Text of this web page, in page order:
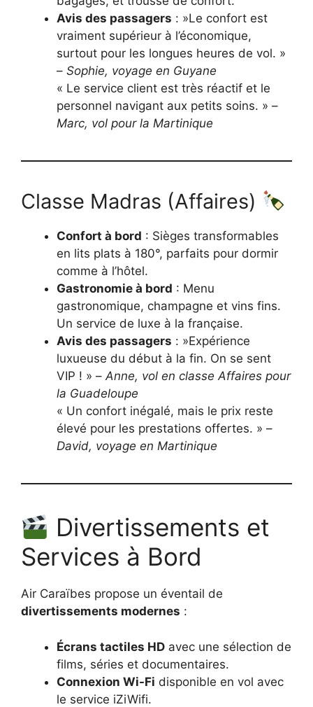
Avis des passagers : »Le confort est
vraiment supérieur à l’économique,
surtout pour les longues heures de vol. »
– Sophie, voyage en Guyane
« Le service client est très réactif et le
personnel navigant aux petits soins. » –
Marc, vol pour la Martinique
Classe Madras (Affaires)
Confort à bord : Sièges transformables
en lits plats à 180°, parfaits pour dormir
comme à l’hôtel.
Gastronomie à bord : Menu
gastronomique, champagne et vins fins.
Un service de luxe à la française.
Avis des passagers : »Expérience
luxueuse du début à la fin. On se sent
VIP ! » –Anne, vol en classe Affaires pour
la Guadeloupe
« Un confort inégalé, mais le prix reste
élevé pour les prestations offertes. » –
David, voyage en Martinique
Divertissements et
Services à Bord
Air Caraïbes propose un éventail de
divertissements modernes :
Écrans tactiles HD avec une sélection de
films, séries et documentaires.
Connexion Wi-Fi disponible en vol avec
le service iZiWifi.